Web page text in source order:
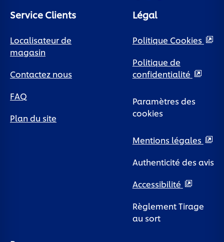
Service Clients
Localisateur de
magasin
Contactez nous
FAQ
Plan du site
Légal
Politique Cookies
Politique de
confidentialité
Paramètres des
cookies
Mentions légales
Authenticité des avis
Accessibilité
Règlement Tirage
au sort